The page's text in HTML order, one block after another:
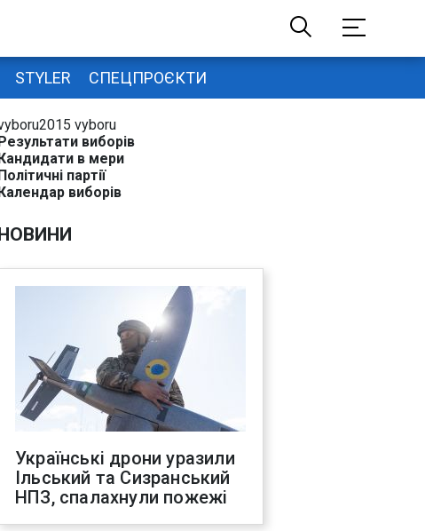
STYLER СПЕЦПРОЄКТИ
vyboru
виборів
в мери
партії
виборів
Українські дрони уразили
Ільський та Сизранський
НПЗ, спалахнули пожежі